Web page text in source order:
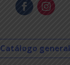
Catálogo general